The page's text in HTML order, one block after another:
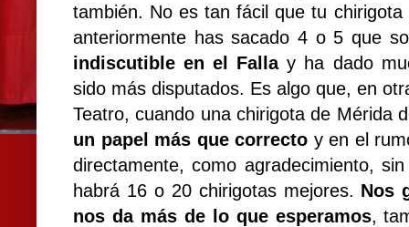
también. No es tan fácil que tu
anteriormente has sacado 4 o 5 que
indiscutible en el Fallay ha dado
sido más disputados. Es algo que, en
Teatro, cuando una chirigota de Mérida
un papel más que correcto y en el
directamente, como agradecimiento,
habrá 16 o 20 chirigotas mejores. Nos
nos da más de lo que esperamos,